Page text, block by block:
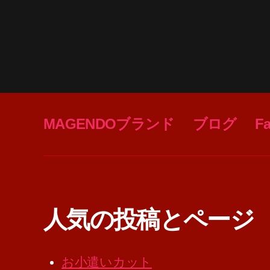
MAGENDOブランド ブログ
人気の投稿とページ
お小遣いカット